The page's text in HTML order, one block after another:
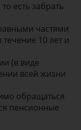
есть забрать
частями
10 лет и
(в виде
всей жизни
обращаться
пенсионные